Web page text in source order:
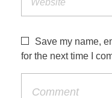
Save my name,
for the next time I